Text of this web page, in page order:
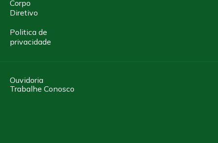
Corpo
Diretivo
Politica de
privacidade
Ouvidoria
Trabalhe Conosco